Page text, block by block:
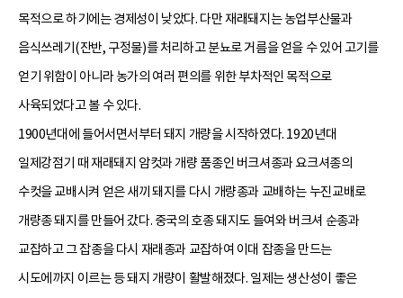
목적으로 하기에는 경제성이 낮았다. 다만 재래돼지는 농업부산물과
음식쓰레기(잔반, 구정물)를 처리하고 분뇨로 거름을 얻을 수 있어 고기를
얻기 위함이 아니라 농가의 여러 편의를 위한 부차적인 목적으로
사육되었다고 볼 수 있다.
1900년대에 들어서면서부터 돼지 개량을 시작하였다. 1920년대
일제강점기 때 재래돼지 암컷과 개량 품종인 버크셔종과 요크셔종의
수컷을 교배시켜 얻은 새끼 돼지를 다시 개량종과 교배하는 누진교배로
개량종 돼지를 만들어 갔다. 중국의 호종 돼지도 들여와 버크셔 순종과
교잡하고 그 잡종을 다시 재래종과 교잡하여 이대 잡종을 만드는
시도에까지 이르는 등 돼지 개량이 활발해졌다. 일제는 생산성이 좋은